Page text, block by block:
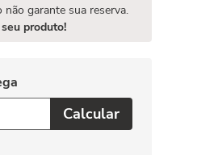
garante sua reserva.
produto!